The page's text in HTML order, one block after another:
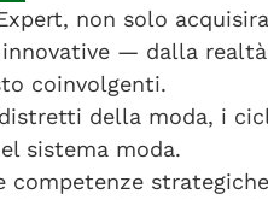
non solo
— dalla
coinvolgenti.
distretti della moda, i
sistema moda.